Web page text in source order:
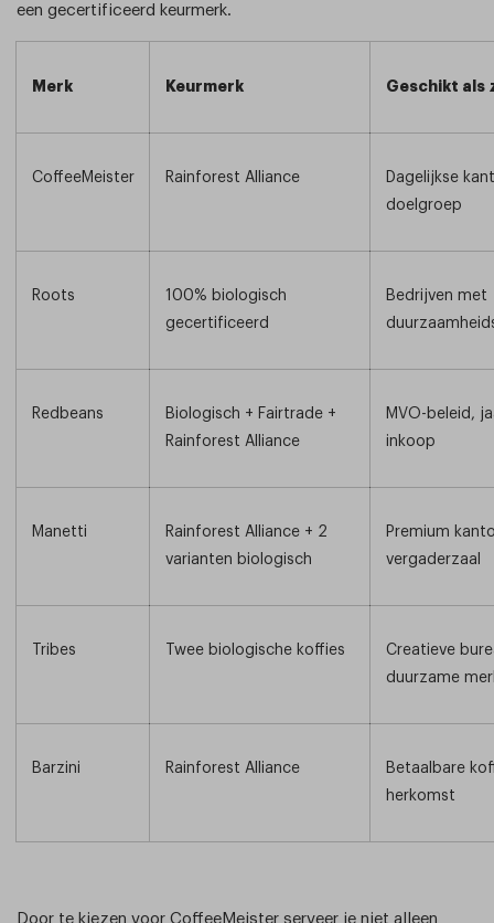
een gecertificeerd keurmerk.
Merk Keurmerk Geschikt als
CoffeeMeister Rainforest Alliance
Dagelijkse
doelgroep
Roots
100% biologisch
gecertificeerd
Bedrijven met
Redbeans
Biologisch + Fairtrade +
Rainforest Alliance
MVO-beleid,
inkoop
Manetti
Rainforest Alliance + 2
varianten biologisch
Premium
vergaderzaal
Tribes Twee biologische koffies
Creatieve
duurzame
Barzini Rainforest Alliance
Betaalbare
herkomst
Door te kiezen voor CoffeeMeister serveer je niet alleen